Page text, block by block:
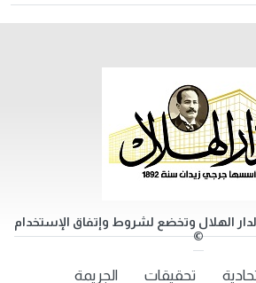
الهلال وتخضع لشروط وإتفاق الإستخدام
©
تحقيقات الجريمة